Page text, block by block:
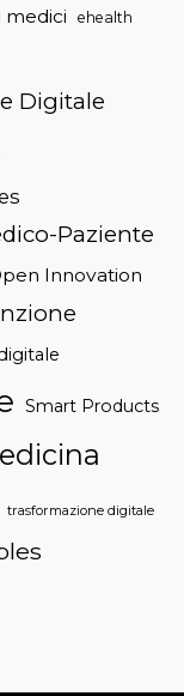
medici ehealth
Digitale
Paziente
Innovation
Smart Products
trasformazione digitale